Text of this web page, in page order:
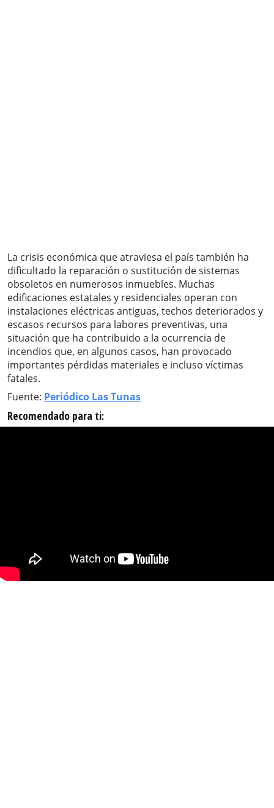
La crisis económica que atraviesa el país también ha
dificultado la reparación o sustitución de sistemas
obsoletos en numerosos inmuebles. Muchas
edificaciones estatales y residenciales operan con
instalaciones eléctricas antiguas, techos deteriorados y
escasos recursos para labores preventivas, una
situación que ha contribuido a la ocurrencia de
incendios que, en algunos casos, han provocado
importantes pérdidas materiales e incluso víctimas
fatales.
Fuente: Periódico Las Tunas
Recomendado para ti: